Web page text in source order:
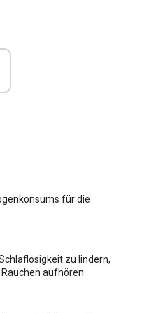
für die
zu lindern,
aufhören